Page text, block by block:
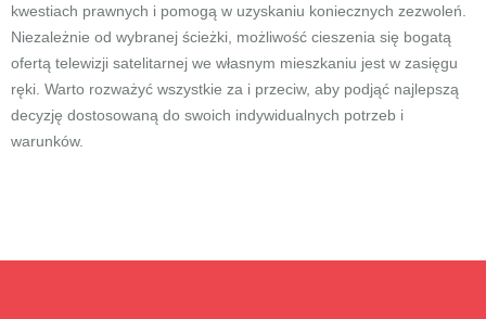
kwestiach prawnych i pomogą w uzyskaniu koniecznych zezwoleń.
Niezależnie od wybranej ścieżki, możliwość cieszenia się bogatą
ofertą telewizji satelitarnej we własnym mieszkaniu jest w zasięgu
ręki. Warto rozważyć wszystkie za i przeciw, aby podjąć najlepszą
decyzję dostosowaną do swoich indywidualnych potrzeb i
warunków.